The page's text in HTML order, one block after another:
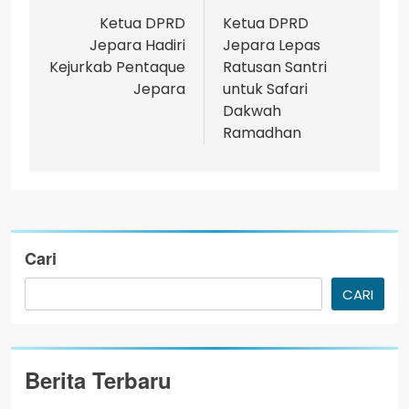
Ketua DPRD
Jepara Hadiri
Kejurkab Pentaque
Jepara
Ketua DPRD
Jepara Lepas
Ratusan Santri
untuk Safari
Dakwah
Ramadhan
Cari
CARI
Berita Terbaru